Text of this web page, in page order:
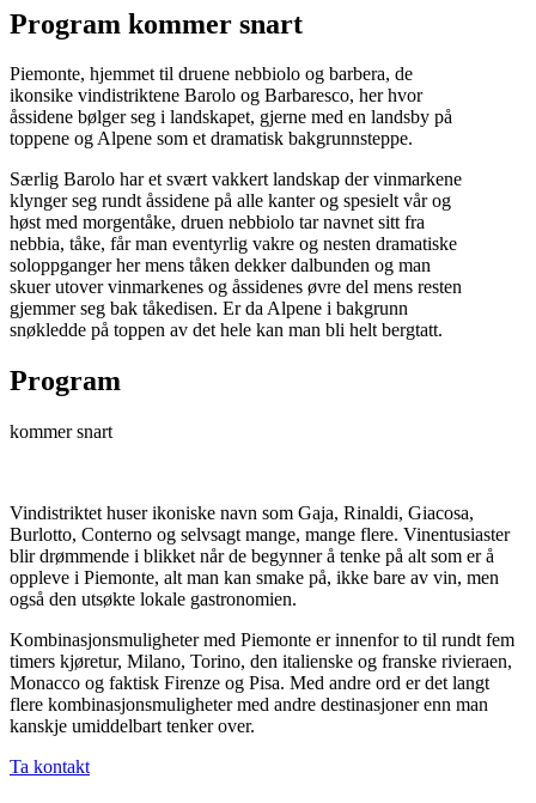
Program kommer snart
Piemonte, hjemmet til druene nebbiolo og barbera, de
ikonsike vindistriktene Barolo og Barbaresco, her hvor
åssidene bølger seg i landskapet, gjerne med en landsby på
toppene og Alpene som et dramatisk bakgrunnsteppe.
Særlig Barolo har et svært vakkert landskap der vinmarkene
klynger seg rundt åssidene på alle kanter og spesielt vår og
høst med morgentåke, druen nebbiolo tar navnet sitt fra
nebbia, tåke, får man eventyrlig vakre og nesten dramatiske
soloppganger her mens tåken dekker dalbunden og man
skuer utover vinmarkenes og åssidenes øvre del mens resten
gjemmer seg bak tåkedisen. Er da Alpene i bakgrunn
snøkledde på toppen av det hele kan man bli helt bergtatt.
Program
kommer snart
Vindistriktet huser ikoniske navn som Gaja, Rinaldi, Giacosa,
Burlotto, Conterno og selvsagt mange, mange flere. Vinentusiaster
blir drømmende i blikket når de begynner å tenke på alt som er å
oppleve i Piemonte, alt man kan smake på, ikke bare av vin, men
også den utsøkte lokale gastronomien.
Kombinasjonsmuligheter med Piemonte er innenfor to til rundt fem
timers kjøretur, Milano, Torino, den italienske og franske rivieraen,
Monacco og faktisk Firenze og Pisa. Med andre ord er det langt
flere kombinasjonsmuligheter med andre destinasjoner enn man
kanskje umiddelbart tenker over.
Ta kontakt